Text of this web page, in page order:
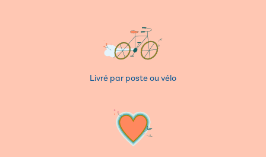
Livré par poste ou vélo